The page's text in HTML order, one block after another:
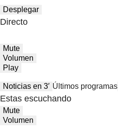
Desplegar
Directo
Mute
Volumen
Play
Noticias en 3′ Últimos programas
Estas escuchando
Mute
Volumen